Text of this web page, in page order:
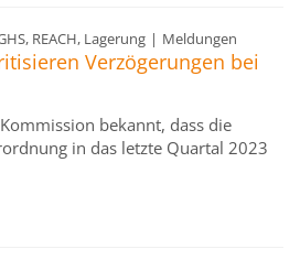
REACH, Lagerung | Meldungen
Verzögerungen bei
bekannt, dass die
in das letzte Quartal 2023